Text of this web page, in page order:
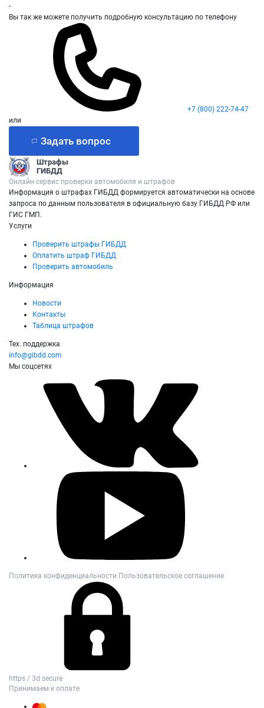
-
Вы так же можете получить подробную консультацию по телефону
+7 (800) 222-74-47
или
Задать вопрос
Штрафы
ГИБДД
Онлайн сервис проверки автомобиля и штрафов
Информация о штрафах ГИБДД формируется автоматически на основе
запроса по данным пользователя в официальную базу ГИБДД РФ или
ГИС ГМП.
Услуги
Проверить штрафы ГИБДД
Оплатить штраф ГИБДД
Проверить автомобиль
Информация
Новости
Контакты
Таблица штрафов
Тех. поддержка
info@gibdd.com
Мы соцсетях
Политика конфиденциальности Пользовательское соглашение
https / 3d secure
Принимаем к оплате